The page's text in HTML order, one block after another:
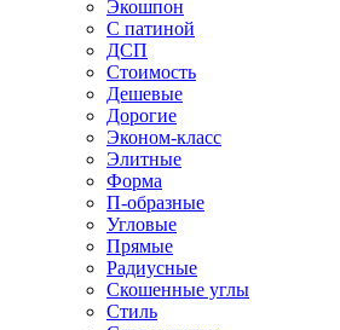
Экошпон
С патиной
ДСП
Стоимость
Дешевые
Дорогие
Эконом-класс
Элитные
Форма
П-образные
Угловые
Прямые
Радиусные
Скошенные углы
Стиль